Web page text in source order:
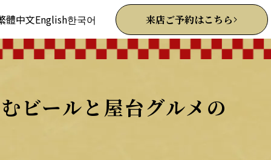
體中文English한국어 来店ご予約はこちら
ビールと屋台グルメの